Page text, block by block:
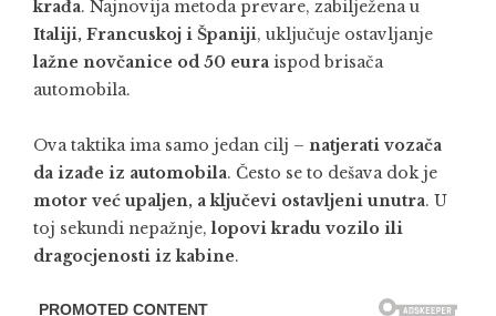
krađa. Najnovija metoda prevare, zabilježena u
Italiji, Francuskoj i Španiji, uključuje ostavljanje
lažne novčanice od 50 eura ispod brisača
automobila.
Ova taktika ima samo jedan cilj – natjerati vozača
da izađe iz automobila. Često se to dešava dok je
motor već upaljen, a ključevi ostavljeni unutra. U
toj sekundi nepažnje,lopovi kradu vozilo ili
dragocjenosti iz kabine.